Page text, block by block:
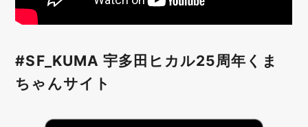
#SF_KUMA 宇多田ヒカル25周年くま
ちゃんサイト